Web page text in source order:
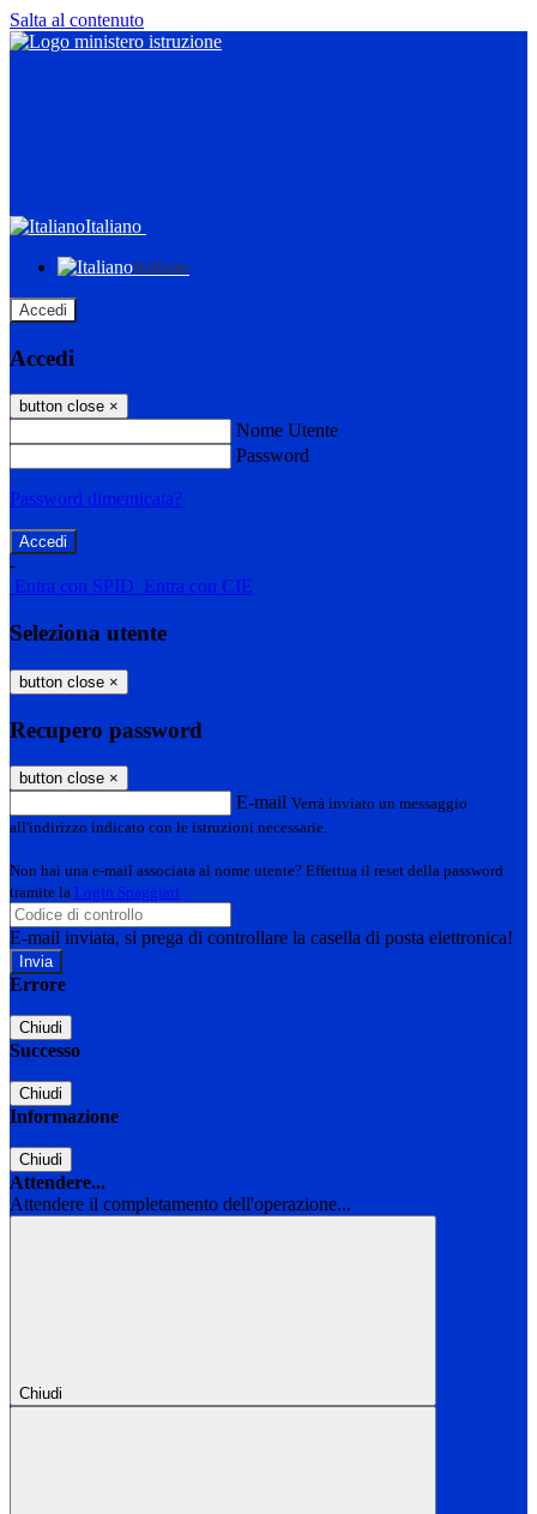
Salta al contenuto
Italiano
Italiano
Accedi
Accedi
button close ×
Nome Utente
Password
Password dimenticata?
-
Entra con SPID Entra con CIE
Seleziona utente
button close ×
Recupero password
button close ×
E-mail Verrà inviato un messaggio
all'indirizzo indicato con le istruzioni necessarie.
Non hai una e-mail associata al nome utente? Effettua il reset della password
tramite la Login Spaggiari
E-mail inviata, si prega di controllare la casella di posta elettronica!
Errore
Chiudi
Successo
Chiudi
Informazione
Chiudi
Attendere...
Attendere il completamento dell'operazione...
Chiudi